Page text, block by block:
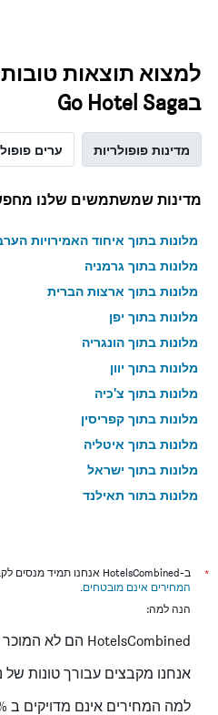
למצוא תוצאות
בGo Hotel Saga
מדינות פופולריות ערים
מדינות שמשתמשים שלנו
מלונות בתוך איחוד האמירויות
מלונות בתוך גרמניה
מלונות בתוך ארצות הברית
מלונות בתוך יפן
מלונות בתוך הונגריה
מלונות בתוך יוון
מלונות בתוך צ'כיה
מלונות בתוך קפריסין
מלונות בתוך איטליה
מלונות בתוך ישראל
מלונות בתוך תאילנד
*
ב-HotelsCombined אנחנו תמיד מנסים לקבל ולהציג תמחור מדויק, עם זאת,
המחירים אינם מובטחים.
הנה למה:
HotelsCombined הם לא המוכר
אנחנו מקבצים עבורך טונות של
למה המחירים אינם מדויקים ב 100%?